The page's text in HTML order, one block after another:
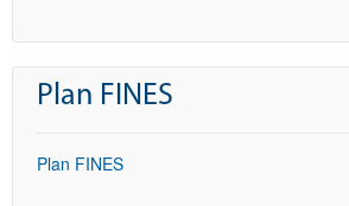
Plan FINES
Plan FINES